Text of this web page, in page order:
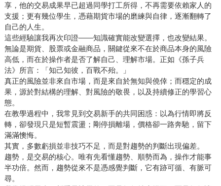
享，他的交易成果早已超過同學打工所得，不再需要依賴家人的
支援；更有幾位學生，憑藉期貨市場的磨練與自律，逐漸翻轉了
自己的人生。
這些經驗讓我再次印證——知識確實能改變選擇，也改變結果。
無論是期貨、股票或金融商品，關鍵從來不在於商品本身的風險
高低，而在於操作者是否了解自己、理解市場。正如《孫子兵
法》所言：「知己知彼，百戰不殆。」
真正的風險並非來自市場，而是來自於無知與僥倖；而穩定的成
果，源於對結構的理解、對風險的敬畏，以及持續修正的學習心
態。
在教學過程中，我常見到交易新手的共同困惑：以為行情即將反
轉，卻發現只是短暫震盪；剛停損離場，價格卻一路奔馳，留下
滿滿懊悔。
其實，多數虧損並非技巧不足，而是對趨勢的判斷出現偏差。
趨勢，是交易的核心。唯有先看懂趨勢、順勢而為，操作才能事
半功倍。然而，趨勢從來不是憑感覺判斷，它有跡可循、有脈可
尋。